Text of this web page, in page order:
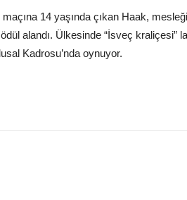
14 yaşında çıkan Haak,
alandı. Ülkesinde “İsveç kraliçesi”
Kadrosu’nda oynuyor.